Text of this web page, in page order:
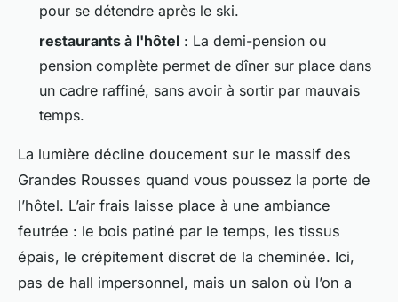
pour se détendre après le ski.
restaurants à l'hôtel : La demi-pension ou
pension complète permet de dîner sur place dans
un cadre raffiné, sans avoir à sortir par mauvais
temps.
La lumière décline doucement sur le massif des
Grandes Rousses quand vous poussez la porte de
l’hôtel. L’air frais laisse place à une ambiance
feutrée : le bois patiné par le temps, les tissus
épais, le crépitement discret de la cheminée. Ici,
pas de hall impersonnel, mais un salon où l’on a